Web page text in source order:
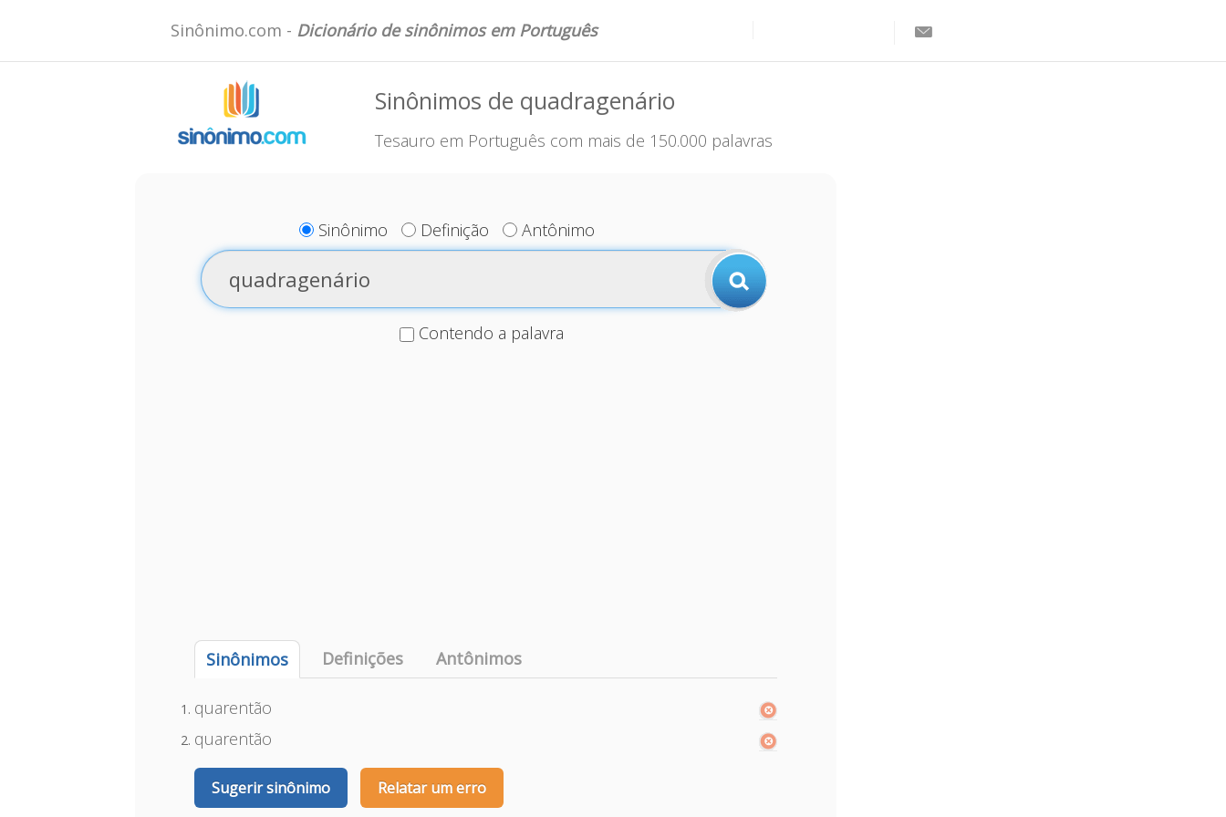
Sinônimo.com - Dicionário de sinônimos em Português
Sinônimos de quadragenário
Tesauro em Português com mais de 150.000 palavras
Sinônimo Definição Antônimo
Contendo a palavra
Sinônimos Definições Antônimos
quarentão
quarentão
Sugerir sinônimo Relatar um erro